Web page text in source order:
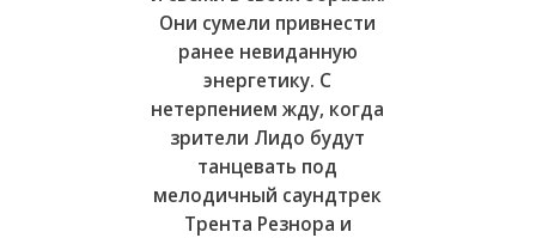
Они сумели привнести
ранее невиданную
энергетику. С
нетерпением жду, когда
зрители Лидо будут
танцевать под
мелодичный саундтрек
Трента Резнора и